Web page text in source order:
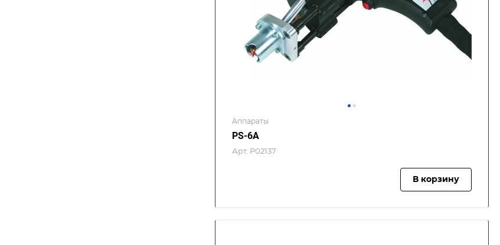
Аппараты
PS-6A
Арт. P02137
В корзину